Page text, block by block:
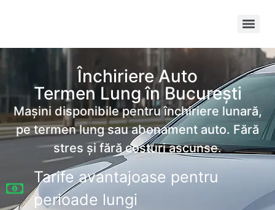
Închiriere Auto
Termen Lung în București
Mașini disponibile pentru închiriere lunară,
pe termen lung sau abonament auto. Fără
stres și fără costuri ascunse.
Tarife avantajoase pentru
perioade lungi